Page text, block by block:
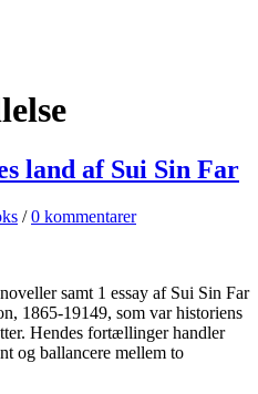
land af Sui Sin Far
/0 kommentarer
samt 1 essay af Sui Sin Far
1865-19149, som var historiens
Hendes fortællinger handler
og ballancere mellem to